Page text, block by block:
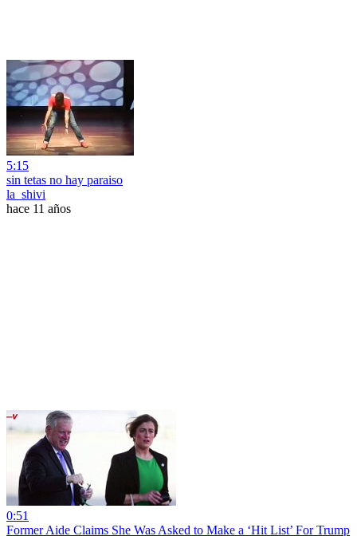
5:15
sin tetas no hay paraiso
la_shivi
hace 11 años
0:51
Former Aide Claims She Was Asked to Make a ‘Hit List’ For Trump